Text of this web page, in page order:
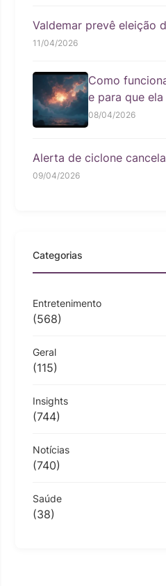
Valdemar prevê eleição
11/04/2026
Como
e para que
08/04/2026
Alerta de ciclone
09/04/2026
Categorias
Entretenimento
(568)
Geral
(115)
Insights
(744)
Notícias
(740)
Saúde
(38)